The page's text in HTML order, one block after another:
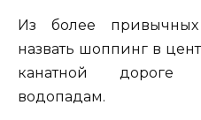
Из более
назвать шоппинг в
канатной дороге
водопадам.